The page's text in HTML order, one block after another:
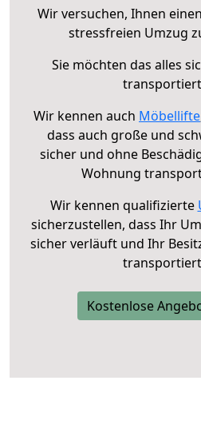
Wir versuchen, Ihnen
stressfreien Umzug
Sie möchten das alles
Wir kennen auch Möbellifte
dass auch große und
sicher und ohne
Wohnung
Wir kennen qualifizierte
sicherzustellen, dass Ihr
sicher verläuft und Ihr
Kostenlose